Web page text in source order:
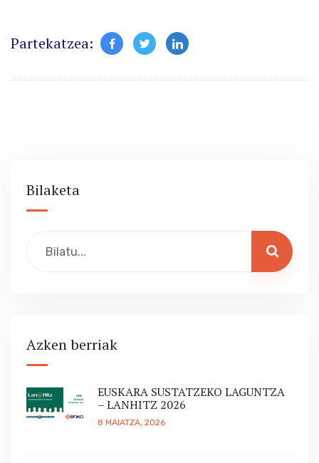
Partekatzea:
Bilaketa
Azken berriak
EUSKARA SUSTATZEKO LAGUNTZA
– LANHITZ 2026
8 MAIATZA, 2026